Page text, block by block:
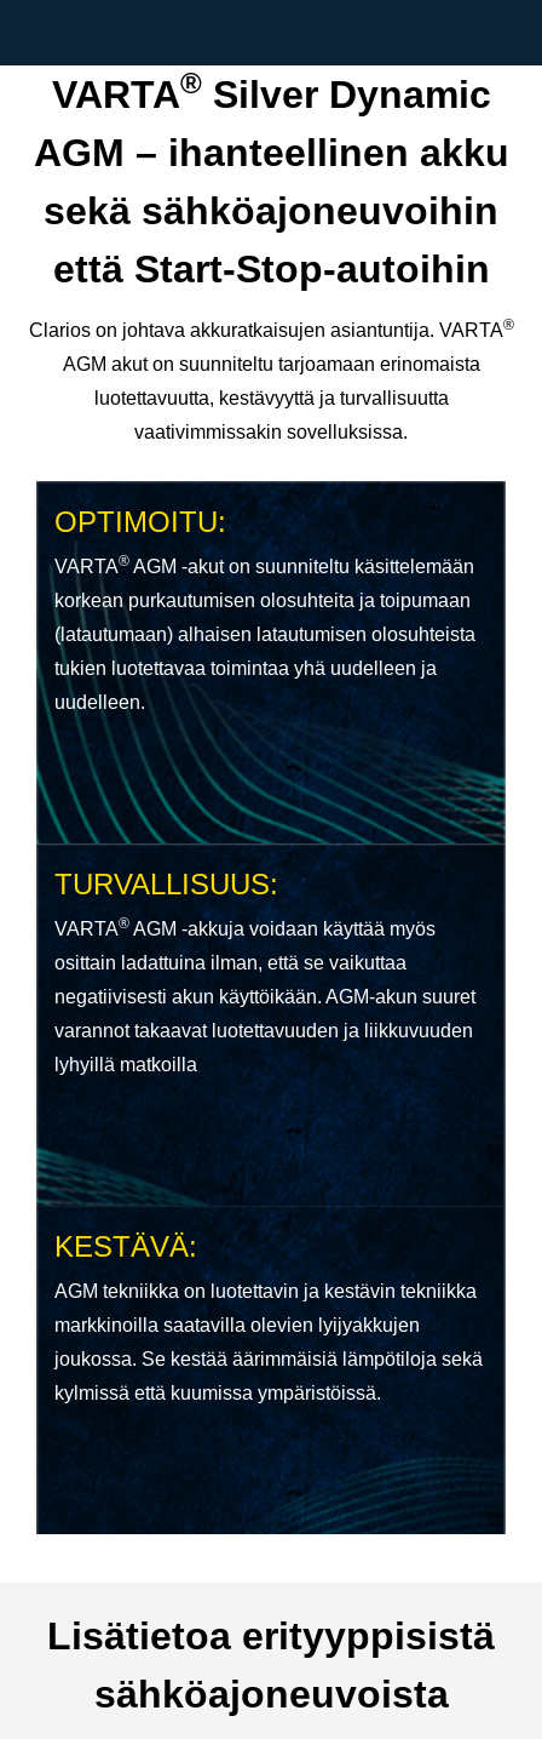
VARTA®Silver Dynamic
AGM – ihanteellinen akku
sekä sähköajoneuvoihin
että Start-Stop-autoihin
Clarios on johtava akkuratkaisujen asiantuntija. VARTA®
AGM akut on suunniteltu tarjoamaan erinomaista
luotettavuutta, kestävyyttä ja turvallisuutta
vaativimmissakin sovelluksissa.
OPTIMOITU:
VARTA®AGM -akut on suunniteltu käsittelemään
korkean purkautumisen olosuhteita ja toipumaan
(latautumaan) alhaisen latautumisen olosuhteista
tukien luotettavaa toimintaa yhä uudelleen ja
uudelleen.
TURVALLISUUS:
VARTA® AGM -akkuja voidaan käyttää myös
osittain ladattuina ilman, että se vaikuttaa
negatiivisesti akun käyttöikään. AGM-akun suuret
varannot takaavat luotettavuuden ja liikkuvuuden
lyhyillä matkoilla
KESTÄVÄ:
AGM tekniikka on luotettavin ja kestävin tekniikka
markkinoilla saatavilla olevien lyijyakkujen
joukossa. Se kestää äärimmäisiä lämpötiloja sekä
kylmissä että kuumissa ympäristöissä.
Lisätietoa erityyppisistä
sähköajoneuvoista